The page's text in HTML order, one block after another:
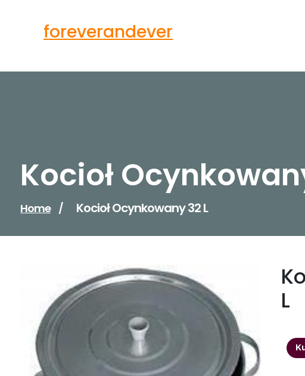
foreverandever
Kocioł
Home / Kocioł Ocynkowany 32 L
L